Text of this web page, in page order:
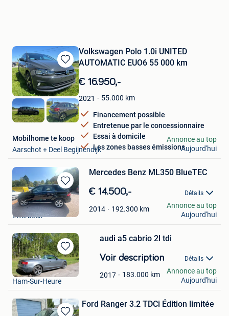
Sauvegarder
dans
Mes
Favoris
Volkswagen Polo 1.0i UNITED
AUTOMATIC EUO6 55 000 km
€ 16.950,-
2021 55.000 km
Financement possible
Entretenue par le concessionnaire
Essai à domicile
Les zones basses émissions
Mobilhome te koop
Aarschot + Deel Begijnendijk
Annonce au top
Aujourd'hui
Sauvegarder
dans
Mes
Favoris
Mercedes Benz ML350 BlueTEC
€ 14.500,- Détails
2014 192.300 km
mate
Etterbeek
Annonce au top
Aujourd'hui
Sauvegarder
dans
Mes
Favoris
audi a5 cabrio 2l tdi
Voir description Détails
2017 183.000 km
labuche
Ham-Sur-Heure
Annonce au top
Aujourd'hui
Ford Ranger 3.2 TDCi Édition limitée